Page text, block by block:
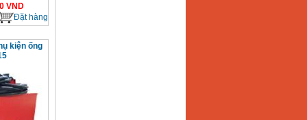
VND
Đặt hàng
kiện ống